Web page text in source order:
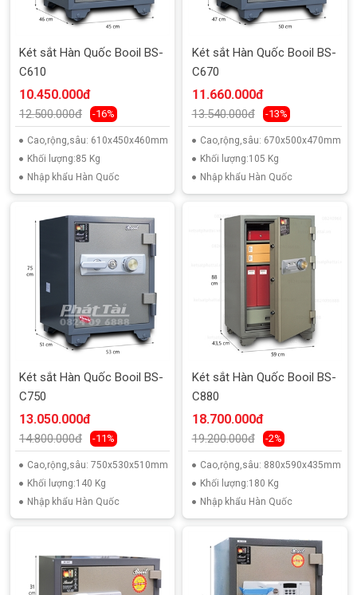
Két sắt Hàn Quốc Booil BS-
C610
10.450.000đ
12.500.000đ -16%
Cao,rộng,sâu: 610x450x460mm
Khối lượng:85 Kg
Nhập khẩu Hàn Quốc
Két sắt Hàn Quốc Booil BS-
C670
11.660.000đ
13.540.000đ -13%
Cao,rộng,sâu: 670x500x470mm
Khối lượng:105 Kg
Nhập khẩu Hàn Quốc
Két sắt Hàn Quốc Booil BS-
C750
13.050.000đ
14.800.000đ -11%
Cao,rộng,sâu: 750x530x510mm
Khối lượng:140 Kg
Nhập khẩu Hàn Quốc
Két sắt Hàn Quốc Booil BS-
C880
18.700.000đ
19.200.000đ -2%
Cao,rộng,sâu: 880x590x435mm
Khối lượng:180 Kg
Nhập khẩu Hàn Quốc